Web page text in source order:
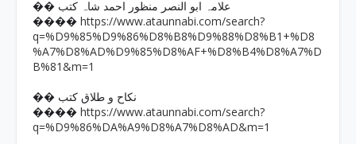
�� علامہ ابو النصر منظور احمد شاہ کتب
���� https://www.ataunnabi.com/search?
q=%D9%85%D9%86%D8%B8%D9%88%D8%B1+%D8
%A7%D8%AD%D9%85%D8%AF+%D8%B4%D8%A7%D
B%81&m=1
�� نکاح و طلاق کتب
���� https://www.ataunnabi.com/search?
q=%D9%86%DA%A9%D8%A7%D8%AD&m=1